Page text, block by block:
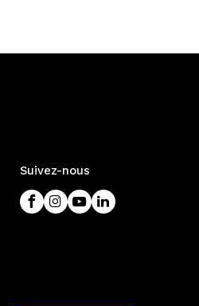
Suivez-nous